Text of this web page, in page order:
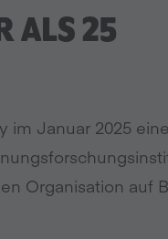
ALS 25
im Januar 2025 eine
Organisation auf